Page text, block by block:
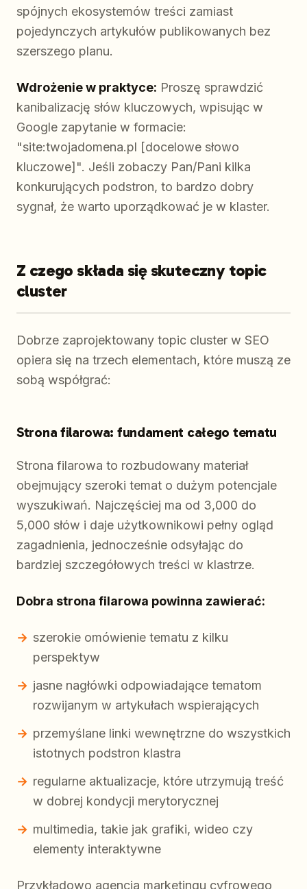
spójnych ekosystemów treści zamiast
pojedynczych artykułów publikowanych bez
szerszego planu.
Wdrożenie w praktyce: Proszę sprawdzić
kanibalizację słów kluczowych, wpisując w
Google zapytanie w formacie:
"site:twojadomena.pl [docelowe słowo
kluczowe]". Jeśli zobaczy Pan/Pani kilka
konkurujących podstron, to bardzo dobry
sygnał, że warto uporządkować je w klaster.
Z czego składa się skuteczny topic
cluster
Dobrze zaprojektowany topic cluster w SEO
opiera się na trzech elementach, które muszą ze
sobą współgrać:
Strona filarowa: fundament całego tematu
Strona filarowa to rozbudowany materiał
obejmujący szeroki temat o dużym potencjale
wyszukiwań. Najczęściej ma od 3,000 do
5,000 słów i daje użytkownikowi pełny ogląd
zagadnienia, jednocześnie odsyłając do
bardziej szczegółowych treści w klastrze.
Dobra strona filarowa powinna zawierać:
szerokie omówienie tematu z kilku
perspektyw
jasne nagłówki odpowiadające tematom
rozwijanym w artykułach wspierających
przemyślane linki wewnętrzne do wszystkich
istotnych podstron klastra
regularne aktualizacje, które utrzymują treść
w dobrej kondycji merytorycznej
multimedia, takie jak grafiki, wideo czy
elementy interaktywne
Przykładowo agencja marketingu cyfrowego